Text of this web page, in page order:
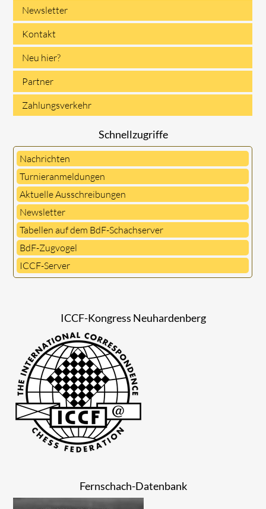
Newsletter
Kontakt
Neu hier?
Partner
Zahlungsverkehr
Schnellzugriffe
Nachrichten
Turnieranmeldungen
Aktuelle Ausschreibungen
Newsletter
Tabellen auf dem BdF-Schachserver
BdF-Zugvogel
ICCF-Server
ICCF-Kongress Neuhardenberg
Fernschach-Datenbank